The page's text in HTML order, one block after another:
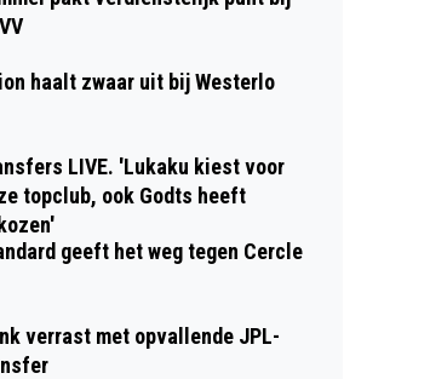
haalt zwaar uit bij Westerlo
LIVE. 'Lukaku kiest voor
topclub, ook Godts heeft
geeft het weg tegen Cercle
verrast met opvallende JPL-